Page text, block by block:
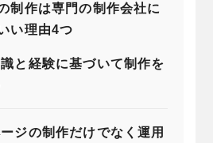
制作は専門の制作会社に
い理由4つ
と経験に基づいて制作を
ジの制作だけでなく運用